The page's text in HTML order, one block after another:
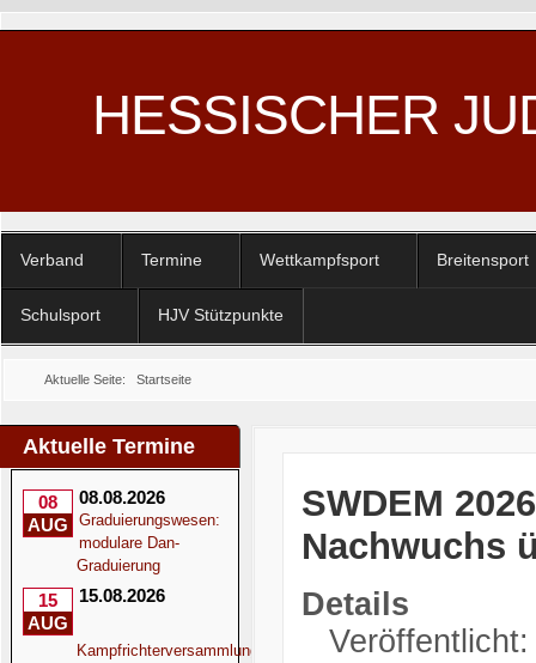
HESSISCHER
Verband Termine Wettkampfsport Breitensport
Schulsport HJV Stützpunkte
Aktuelle Seite: Startseite
Aktuelle Termine
08
AUG
08.08.2026
Graduierungswesen:
modulare Dan-
Graduierung
15
AUG
15.08.2026
Kampfrichterversammlung
SWDEM
Nachwuchs
Details